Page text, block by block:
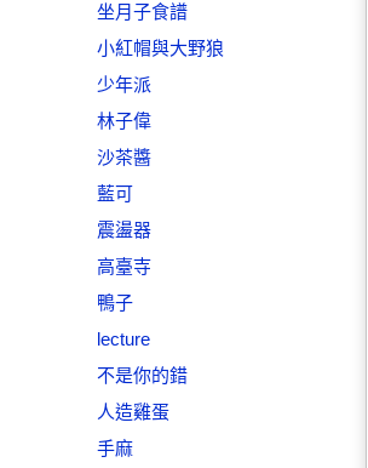
坐月子食譜
小紅帽與大野狼
少年派
林子偉
沙茶醬
藍可
震盪器
高臺寺
鴨子
lecture
不是你的錯
人造雞蛋
手麻